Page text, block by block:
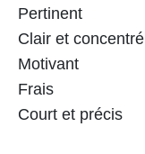
Pertinent
Clair et concentré
Motivant
Frais
Court et précis